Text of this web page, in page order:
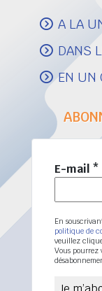
A LA
DANS
EN UN
E-mail *
En
politique de
veuillez
Vous pourrez